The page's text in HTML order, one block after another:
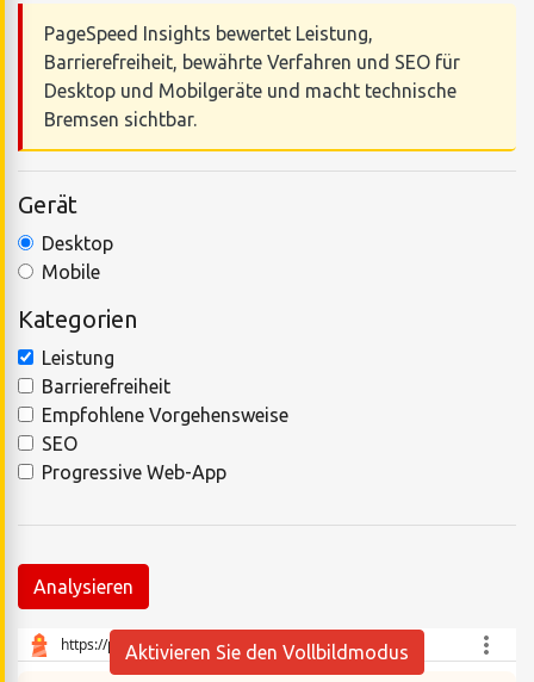
PageSpeed Insights bewertet Leistung,
Barrierefreiheit, bewährte Verfahren und SEO für
Desktop und Mobilgeräte und macht technische
Bremsen sichtbar.
Gerät
Desktop
Mobile
Kategorien
Leistung
Barrierefreiheit
Empfohlene Vorgehensweise
SEO
Progressive Web-App
Analysieren
Aktivieren Sie den Vollbildmodus